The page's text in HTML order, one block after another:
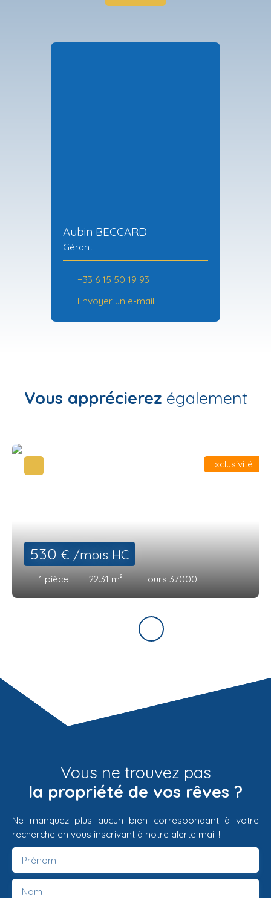
Aubin BECCARD
Gérant
+33 6 15 50 19 93
Envoyer un e-mail
Vous apprécierez également
530 € /mois HC
1 pièce 22.31 m² Tours 37000
Exclusivité
Vous ne trouvez pas
la propriété de vos rêves ?
Ne manquez plus aucun bien correspondant à votre
recherche en vous inscrivant à notre alerte mail !
Prénom
Nom